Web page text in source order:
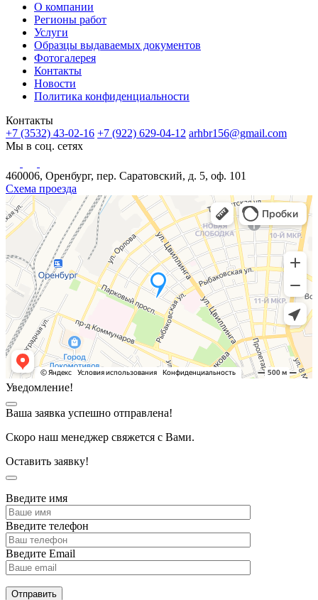
О компании
Регионы работ
Услуги
Образцы выдаваемых документов
Фотогалерея
Контакты
Новости
Политика конфиденциальности
Контакты
+7 (3532) 43-02-16 +7 (922) 629-04-12 arhbr156@gmail.com
Мы в соц. сетях
460006, Оренбург, пер. Саратовский, д. 5, оф. 101
Схема проезда
Уведомление!
Ваша заявка успешно отправлена!
Скоро наш менеджер свяжется с Вами.
Оставить заявку!
Введите имя
Введите телефон
Введите Email
Отправить